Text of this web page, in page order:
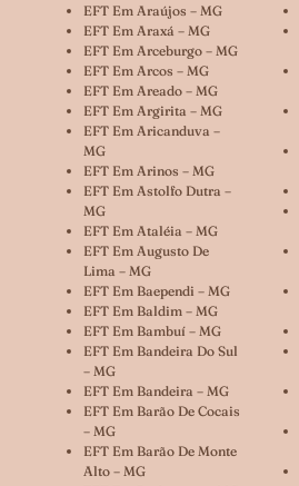
EFT Em Araújos – MG
EFT Em Araxá – MG
EFT Em Arceburgo – MG
EFT Em Arcos – MG
EFT Em Areado – MG
EFT Em Argirita – MG
EFT Em Aricanduva –
MG
EFT Em Arinos – MG
EFT Em Astolfo Dutra –
MG
EFT Em Ataléia – MG
EFT Em Augusto De
Lima – MG
EFT Em Baependi – MG
EFT Em Baldim – MG
EFT Em Bambuí – MG
EFT Em Bandeira Do Sul
– MG
EFT Em Bandeira – MG
EFT Em Barão De Cocais
– MG
EFT Em Barão De Monte
Alto – MG